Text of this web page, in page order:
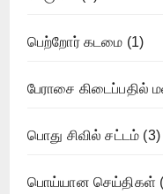
பெற்றோர் கடமை (1)
பேராசை கிடைப்பதில்
பொது சிவில் சட்டம் (3)
பொய்யான செய்திகள்